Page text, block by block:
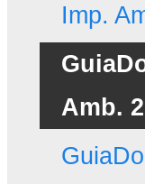
Imp.
Amb.